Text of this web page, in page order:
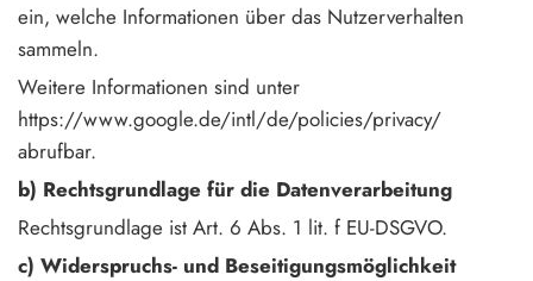
ein, welche Informationen über das Nutzerverhalten
sammeln.
Weitere Informationen sind unter
https://www.google.de/intl/de/policies/privacy/
abrufbar.
b) Rechtsgrundlage für die Datenverarbeitung
Rechtsgrundlage ist Art. 6 Abs. 1 lit. f EU-DSGVO.
c) Widerspruchs- und Beseitigungsmöglichkeit